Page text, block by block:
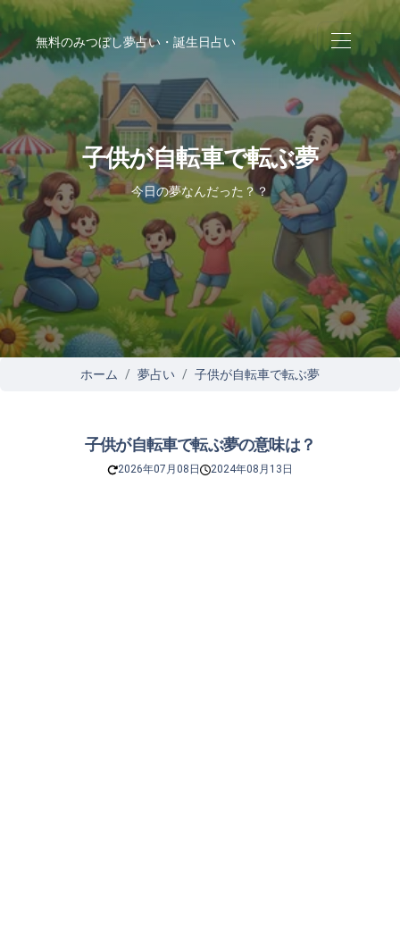
無料のみつぼし夢占い・誕生日占い
子供が自転車で転ぶ夢
今日の夢なんだった？？
ホーム 夢占い 子供が自転車で転ぶ夢
子供が自転車で転ぶ夢の意味は？
2026年07月08日 2024年08月13日